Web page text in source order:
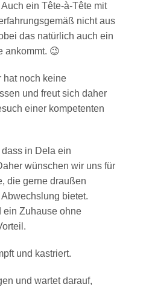
ein Tête-à-Tête mit
nicht aus
das natürlich auch ein
ankommt. 😉
hat noch keine
und freut sich daher
einer kompetenten
in Dela ein
wünschen wir uns für
die gerne draußen
bietet.
ein Zuhause ohne
und kastriert.
und wartet darauf,